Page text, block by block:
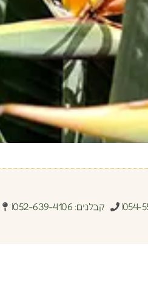
קבלנים: 052-639-4106